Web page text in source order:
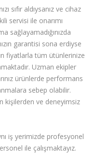
sıfır aldıysanız ve cihaz
servisi ile onarımı
sağlayamadığınızda
garantisi sona erdiyse
fiyatlarla tüm ütünlerinize
Uzman ekipler
ürünlerde performans
sebep olabilir.
kişilerden ve deneyimsiz
iş yerimizde profesyonel
ile çalışmaktayız.